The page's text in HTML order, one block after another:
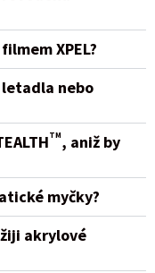
XPEL?
letadla nebo
TM, aniž by
myčky?
akrylové